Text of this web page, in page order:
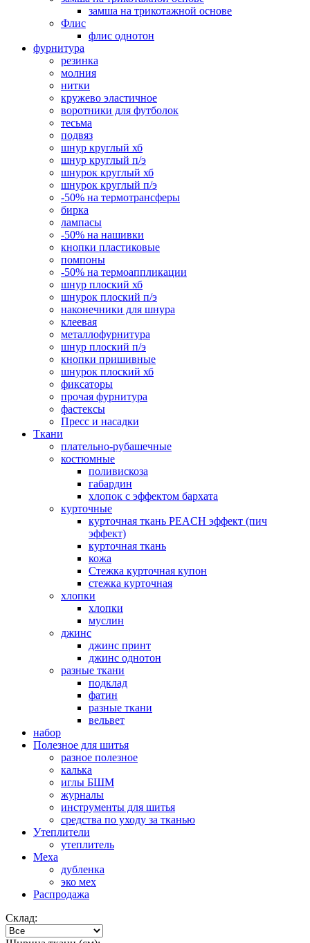
замша на трикотажной основе
Флис
флис однотон
фурнитура
резинка
молния
нитки
кружево эластичное
воротники для футболок
тесьма
подвяз
шнур круглый хб
шнур круглый п/э
шнурок круглый хб
шнурок круглый п/э
-50% на термотрансферы
бирка
лампасы
-50% на нашивки
кнопки пластиковые
помпоны
-50% на термоаппликации
шнур плоский хб
шнурок плоский п/э
наконечники для шнура
клеевая
металлофурнитура
шнур плоский п/э
кнопки пришивные
шнурок плоский хб
фиксаторы
прочая фурнитура
фастексы
Пресс и насадки
Ткани
плательно-рубашечные
костюмные
поливискоза
габардин
хлопок с эффектом бархата
курточные
курточная ткань PEACH эффект (пич
эффект)
курточная ткань
кожа
Стежка курточная купон
стежка курточная
хлопки
хлопки
муслин
джинс
джинс принт
джинс однотон
разные ткани
подклад
фатин
разные ткани
вельвет
набор
Полезное для шитья
разное полезное
калька
иглы БШМ
журналы
инструменты для шитья
средства по уходу за тканью
Утеплители
утеплитель
Меха
дубленка
эко мех
Распродажа
Склад: